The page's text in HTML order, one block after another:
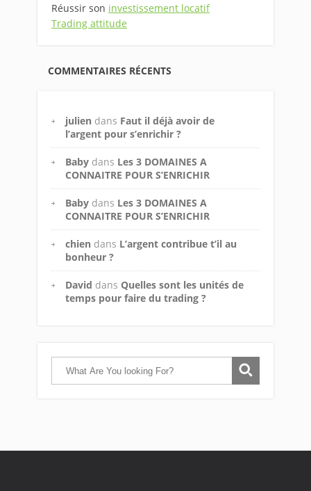
Réussir son investissement locatif
Trading attitude
COMMENTAIRES RÉCENTS
julien dans Faut il déjà avoir de
l’argent pour s’enrichir ?
Baby dans Les 3 DOMAINES A
CONNAITRE POUR S’ENRICHIR
Baby dans Les 3 DOMAINES A
CONNAITRE POUR S’ENRICHIR
chien dans L’argent contribue t’il au
bonheur ?
David dans Quelles sont les unités de
temps pour faire du trading ?